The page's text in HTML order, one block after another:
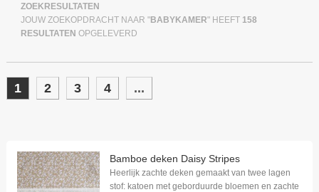
ZOEKRESULTATEN
JOUW ZOEKOPDRACHT NAAR "BABYKAMER" HEEFT 158
RESULTATEN OPGELEVERD
1 2 3 4 ...
Bamboe deken Daisy Stripes
Heerlijk zachte deken gemaakt van twee lagen
stof: katoen met geborduurde bloemen en zachte